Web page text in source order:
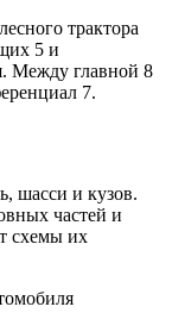
трактора
5 и
Между главной 8
7.
шасси и кузов.
частей и
схемы их